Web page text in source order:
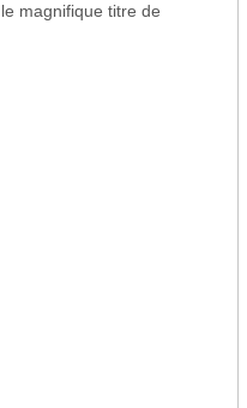
magnifique titre de